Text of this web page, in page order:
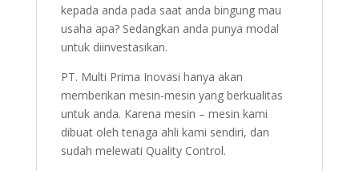
kepada anda pada saat anda bingung mau
usaha apa? Sedangkan anda punya modal
untuk diinvestasikan.
PT. Multi Prima Inovasi hanya akan
memberikan mesin-mesin yang berkualitas
untuk anda. Karena mesin – mesin kami
dibuat oleh tenaga ahli kami sendiri, dan
sudah melewati Quality Control.